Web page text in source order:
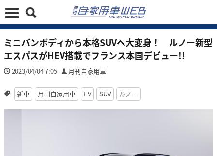
ミニバンボディから本格SUVへ大変身！ ルノー新型
エスパスがHEV搭載でフランス本国デビュー!!
2023/04/04 7:05 月刊自家用車
新車 月刊自家用車 EV SUV ルノー